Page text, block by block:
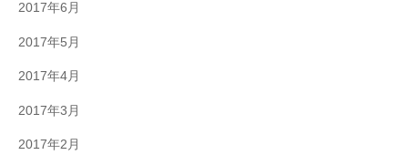
2017年6月
2017年5月
2017年4月
2017年3月
2017年2月